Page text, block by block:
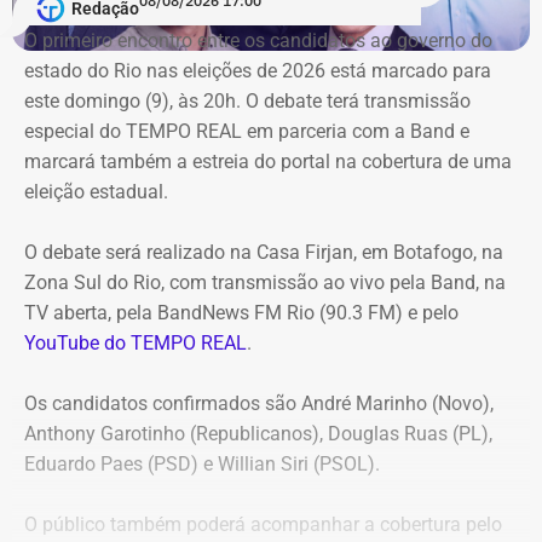
Duque de Caxias anule no prazo de 15 dias o contrato
firmado com a Geo Ambiental para o mesmo fim
(locação de maquinários e equipamentos). Na ocasião, a
Corte ordenou também a suspensão imediata dos
pagamentos decorrentes do acordo milionário, que
ultrapassava R$ 100 milhões.
Montebello Willeman, que apontou uma série de
irregularidades no planejamento da concorrência
eletrônica SRP nº 041/2025 e concluiu que os problemas
comprometem a competitividade do certame e, além
a Secretaria Municipal de Obras e Agricultura e a empresa
vencedora.
ausência de estudo comparativo entre a locação e a
Redação
O primeiro encontro entre os candidatos ao ⁠governo do
estado do Rio nas eleições de 2026 está marcado para
este domingo (9), às 20h. O debate terá transmissão
especial do TEMPO REAL em parceria com a Band e
marcará também a estreia do portal na cobertura de uma
eleição estadual.
O debate será realizado na Casa Firjan, em Botafogo, na
Zona Sul do Rio, com transmissão ao vivo pela Band, na
TV aberta, pela BandNews FM Rio (90.3 FM) e pelo
YouTube do TEMPO REAL.
Os candidatos confirmados são André Marinho (Novo),
Anthony Garotinho (Republicanos), Douglas Ruas (PL),
Eduardo Paes (PSD) e Willian Siri (PSOL).
O público também poderá acompanhar a cobertura pelo